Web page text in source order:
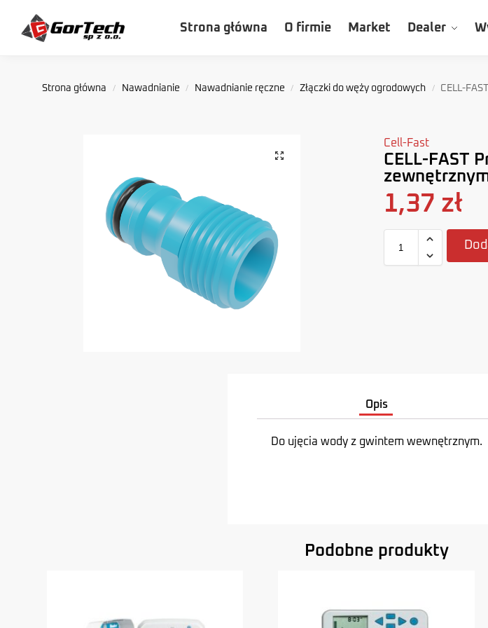
Strona główna O firmie Market Dealer
Szukaj
Strona główna / Nawadnianie / Nawadnianie ręczne / Złączki do węży ogrodowych / CELL-
Cell-Fast
CELL-FAST
1,37 zł
Opis
Do ujęcia wody z gwintem wewnętrznym.
Podobne produkty